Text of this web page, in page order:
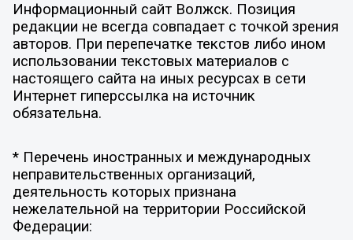
Информационный сайт Волжск. Позиция
редакции не всегда совпадает с точкой зрения
авторов. При перепечатке текстов либо ином
использовании текстовых материалов с
настоящего сайта на иных ресурсах в сети
Интернет гиперссылка на источник
обязательна.
* Перечень иностранных и международных
неправительственных организаций,
деятельность которых признана
нежелательной на территории Российской
Федерации: